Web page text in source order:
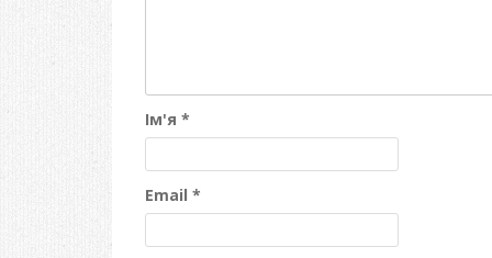
Ім'я *
Email *